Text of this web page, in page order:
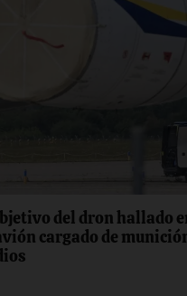
del dron hallado
cargado de